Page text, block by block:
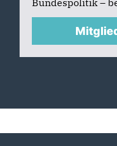
Bundespolitik –